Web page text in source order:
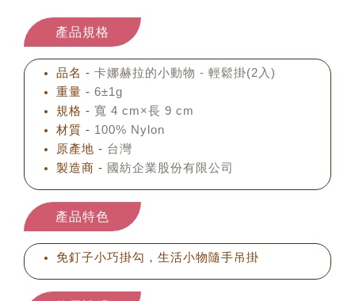
產品規格
品名 - 卡娜赫拉的小動物 - 輕鬆掛(2入)
重量 - 6±1g
規格 - 寬 4 cm×長 9 cm
材質 - 100% Nylon
原產地 - 台灣
製造商 - 國紡企業股份有限公司
產品特色
免釘子小巧掛勾，生活小物隨手吊掛